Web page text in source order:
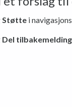
Støtte i
Del tilbakemelding